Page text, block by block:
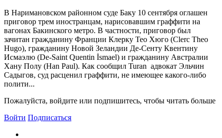
В Наримановском районном суде Баку 10 сентября оглашен
приговор трем иностранцам, нарисовавшим граффити на
вагонах Бакинского метро. В частности, приговор был
зачитан гражданину Франции Клерку Тео Хюго (Clerc Theo
Hugo), гражданину Новой Зеландии Де-Сенту Квентину
Исмаэлю (De-Saint Quentin İsmael) и гражданину Австралии
Хану Полу (Han Paul). Как сообщил Turan адвокат Эльчин
Садыгов, суд расценил граффити, не имеющее какого-либо
полити...
Пожалуйста, войдите или подпишитесь, чтобы читать больше
Войти Подписаться